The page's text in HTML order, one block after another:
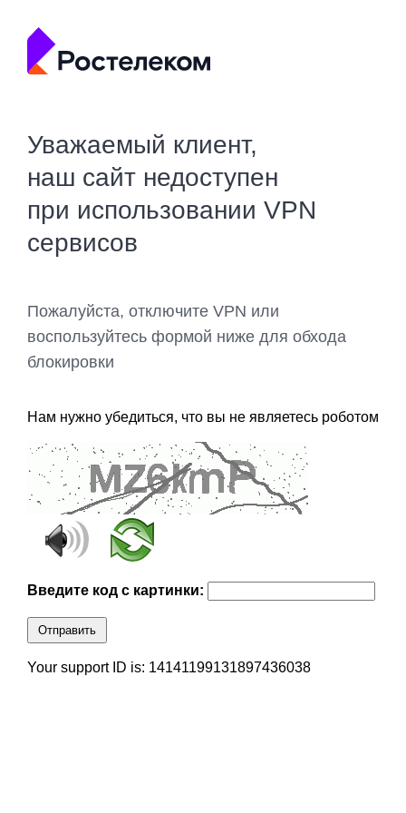
Уважаемый клиент,
наш сайт недоступен
при использовании VPN
сервисов
Пожалуйста, отключите VPN или
воспользуйтесь формой ниже для обхода
блокировки
Нам нужно убедиться, что вы не являетесь роботом
Введите код с картинки:
Отправить
Your support ID is: 14141199131897436038